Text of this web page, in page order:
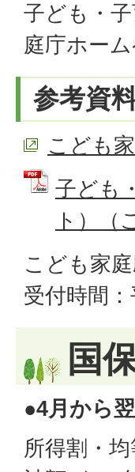
子ども・
庭庁ホー
参考資
こども
子ども
ト）（
こども家
受付時間
国
●4月から
所得割・